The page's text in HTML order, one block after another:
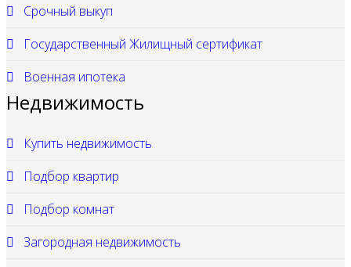
Срочный выкуп
Государственный Жилищный сертификат
Военная ипотека
Недвижимость
Купить недвижимость
Подбор квартир
Подбор комнат
Загородная недвижимость